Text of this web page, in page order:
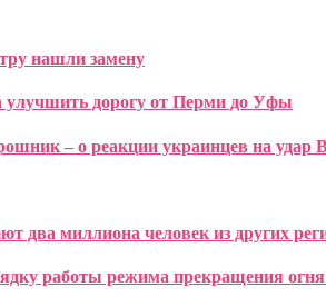
нашли замену
улучшить дорогу от Перми до Уфы
– о реакции украинцев на удар
два миллиона человек из других
работы режима прекращения